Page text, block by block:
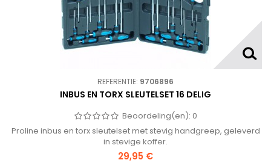
REFERENTIE: 9706896
INBUS EN TORX SLEUTELSET 16 DELIG
Beoordeling(en): 0
Proline inbus en torx sleutelset met stevig handgreep, geleverd
in stevige koffer.
29,95 €